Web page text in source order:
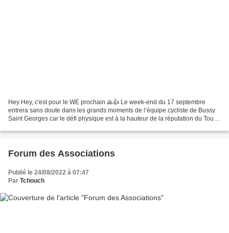
Hey Hey, c'est pour le WE prochain 🙏👍 Le week-end du 17 septembre
entrera sans doute dans les grands moments de l’équipe cycliste de Bussy
Saint Georges car le défi physique est à la hauteur de la réputation du Tour
Forum des Associations
Publié le 24/08/2022 à 07:47
Par Tchouch